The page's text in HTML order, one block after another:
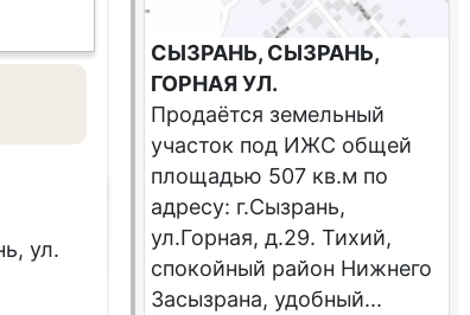
ул.
СЫЗРАНЬ, СЫЗРАНЬ,
ГОРНАЯ УЛ.
Продаётся земельный
участок под ИЖС общей
площадью 507 кв.м по
адресу: г.Сызрань,
ул.Горная, д.29. Тихий,
спокойный район Нижнего
Засызрана, удобный...